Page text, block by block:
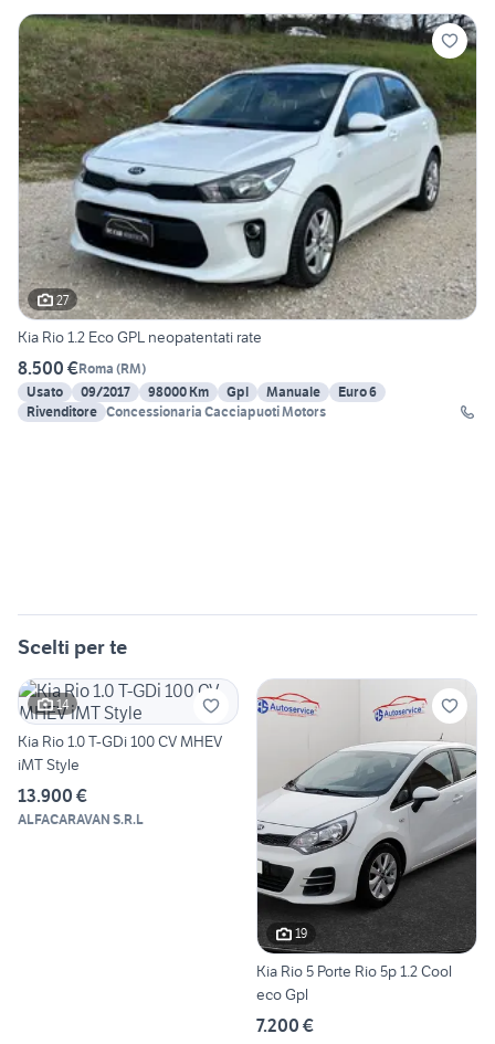
27
Kia Rio 1.2 Eco GPL neopatentati rate
8.500 €Roma (RM)
Usato
09/2017 98000 Km Gpl Manuale
Euro 6
Rivenditore Concessionaria Cacciapuoti Motors
Scelti per te
14
Kia Rio 1.0 T-GDi 100 CV MHEV
iMT Style
13.900 €
ALFACARAVAN S.R.L
19
Kia Rio 5 Porte Rio 5p 1.2 Cool
eco Gpl
7.200 €